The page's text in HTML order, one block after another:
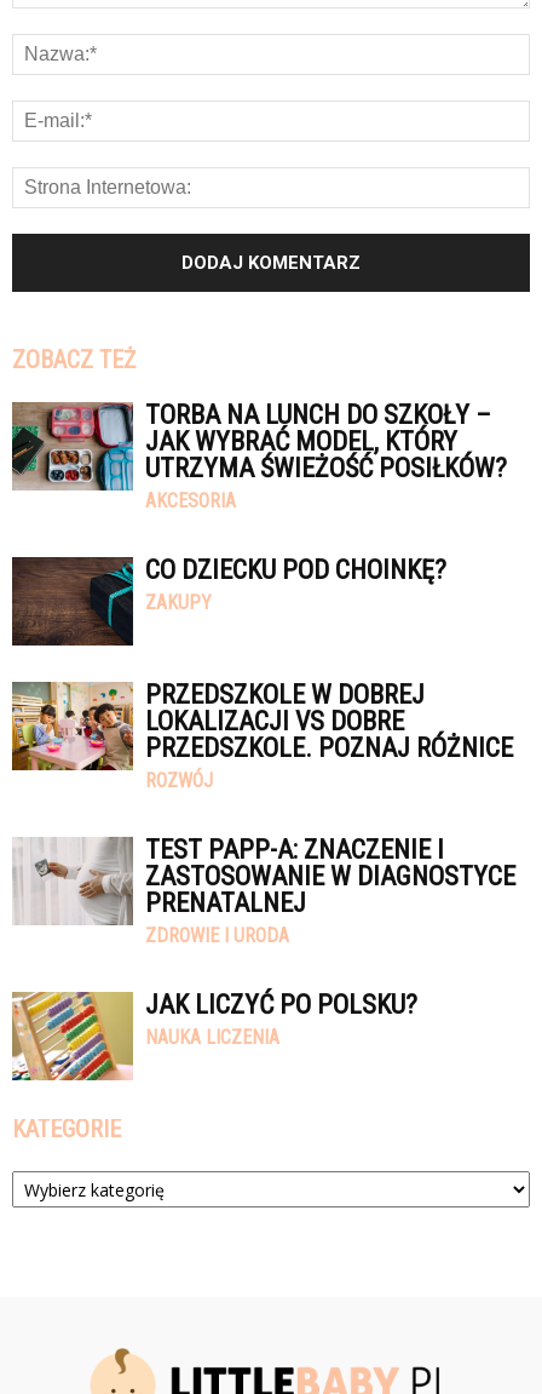
ZOBACZ TEŻ
TORBA NA LUNCH DO SZKOŁY –
JAK WYBRAĆ MODEL, KTÓRY
UTRZYMA ŚWIEŻOŚĆ POSIŁKÓW?
AKCESORIA
CO DZIECKU POD CHOINKĘ?
ZAKUPY
PRZEDSZKOLE W DOBREJ
LOKALIZACJI VS DOBRE
PRZEDSZKOLE. POZNAJ RÓŻNICE
ROZWÓJ
TEST PAPP-A: ZNACZENIE I
ZASTOSOWANIE W DIAGNOSTYCE
PRENATALNEJ
ZDROWIE I URODA
JAK LICZYĆ PO POLSKU?
NAUKA LICZENIA
KATEGORIE
Kategorie